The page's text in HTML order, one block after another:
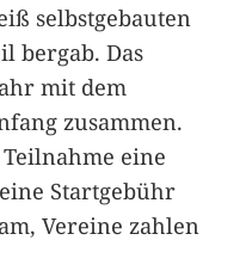
selbstgebauten
bergab. Das
mit dem
zusammen.
eine
Startgebühr
Vereine zahlen